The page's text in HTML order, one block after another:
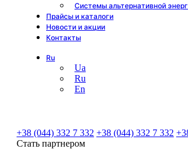
Системы альтернативной
Прайсы и каталоги
Новости и акции
Контакты
Ru
Ua
Ru
En
+38 (044) 332 7 332 +38 (044) 332 7 332
Стать партнером